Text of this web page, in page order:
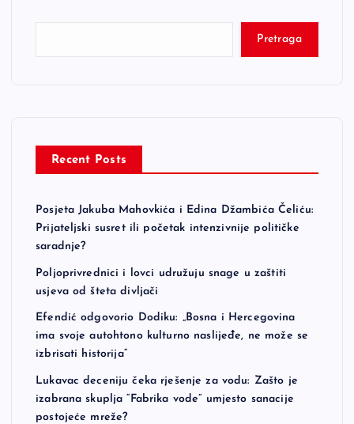
Pretraga
Recent Posts
Posjeta Jakuba Mahovkića i Edina Džambića Čeliću:
Prijateljski susret ili početak intenzivnije političke
saradnje?
Poljoprivrednici i lovci udružuju snage u zaštiti
usjeva od šteta divljači
Efendić odgovorio Dodiku: „Bosna i Hercegovina
ima svoje autohtono kulturno naslijeđe, ne može se
izbrisati historija“
Lukavac deceniju čeka rješenje za vodu: Zašto je
izabrana skuplja “Fabrika vode” umjesto sanacije
postojeće mreže?